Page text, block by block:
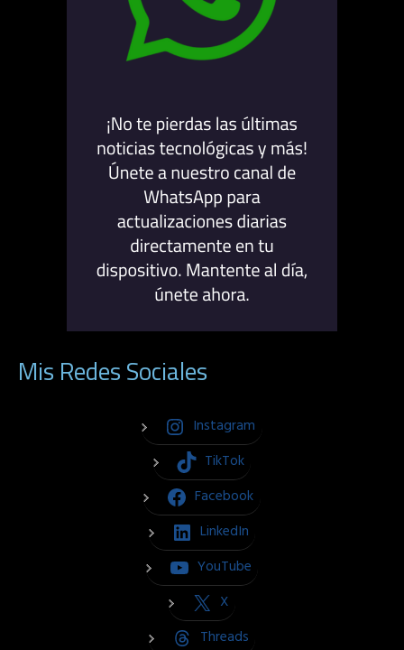
Mis Redes Sociales
Instagram
TikTok
Facebook
LinkedIn
YouTube
X
Threads